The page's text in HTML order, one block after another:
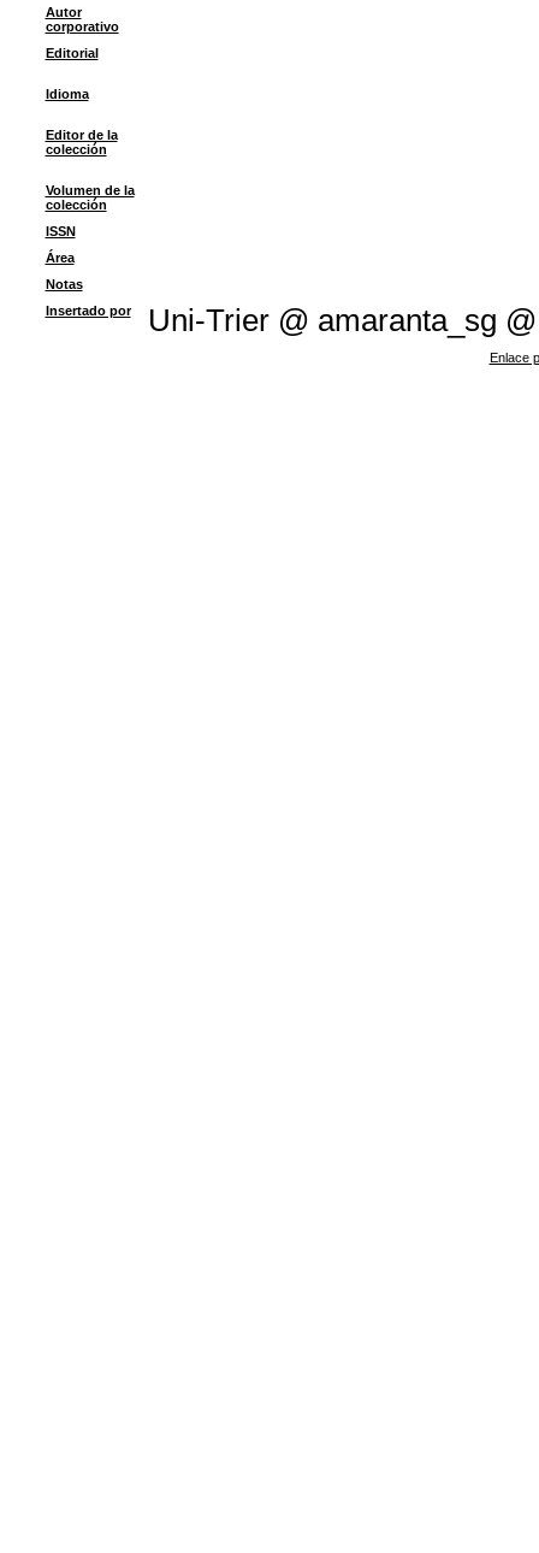
Autor
corporativo
Editorial
Idioma
Editor de la
colección
Volumen de la
colección
ISSN
Área
Notas
Insertado por
Uni-Trier @ amaranta_sg @
Enlace